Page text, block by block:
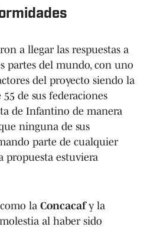
a llegar las respuestas a
partes del mundo, con uno
del proyecto siendo la
de sus federaciones
de Infantino de manera
ninguna de sus
parte de cualquier
propuesta estuviera
la Concacafy la
al haber sido